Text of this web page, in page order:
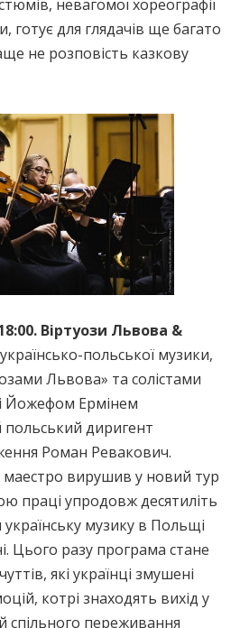
невагомої хореографії
готує для глядачів ще багато
не розповість казкову
Віртуози Львова &
польської музики,
Львова» та солістами
Йожефом Ермінем
диригент
Роман Ревакович.
маестро вирушив у новий тур
праці упродовж десятиліть
музику в Польщі
Цього разу програма стане
які українці змушені
котрі знаходять вихід у
спільного переживання